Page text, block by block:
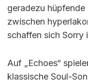
geradezu hüpfende
zwischen
schaffen sich Sorry
Auf „Echoes“
klassische Soul-